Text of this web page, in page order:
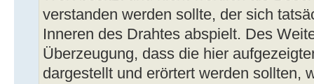
verstanden werden sollte, der sich
Inneren des Drahtes abspielt. Des
Überzeugung, dass die hier
dargestellt und erörtert werden sollten,